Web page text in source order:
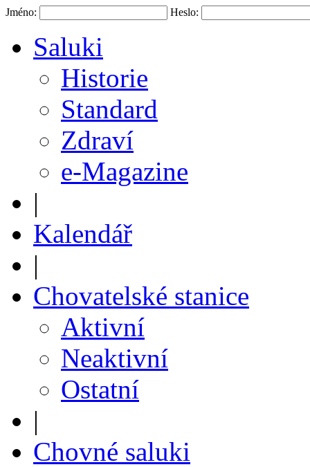
Jméno: Heslo:
Saluki
Historie
Standard
Zdraví
e-Magazine
|
Kalendář
|
Chovatelské stanice
Aktivní
Neaktivní
Ostatní
|
Chovné saluki